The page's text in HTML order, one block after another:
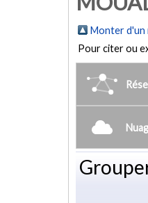
Monter d'un
Pour citer ou